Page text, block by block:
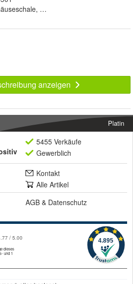
Nr.2 Polschuh, Nr.3 Anker,
anzeigen
Platin
5455 Verkäufe
Gewerblich
Kontakt
Alle Artikel
AGB & Datenschutz